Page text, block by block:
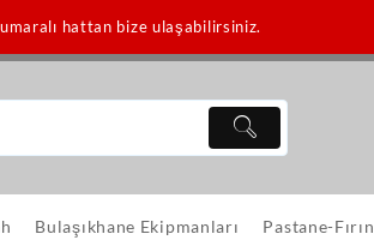
hattan bize ulaşabilirsiniz.
Bulaşıkhane Ekipmanları Pastane-Fırın